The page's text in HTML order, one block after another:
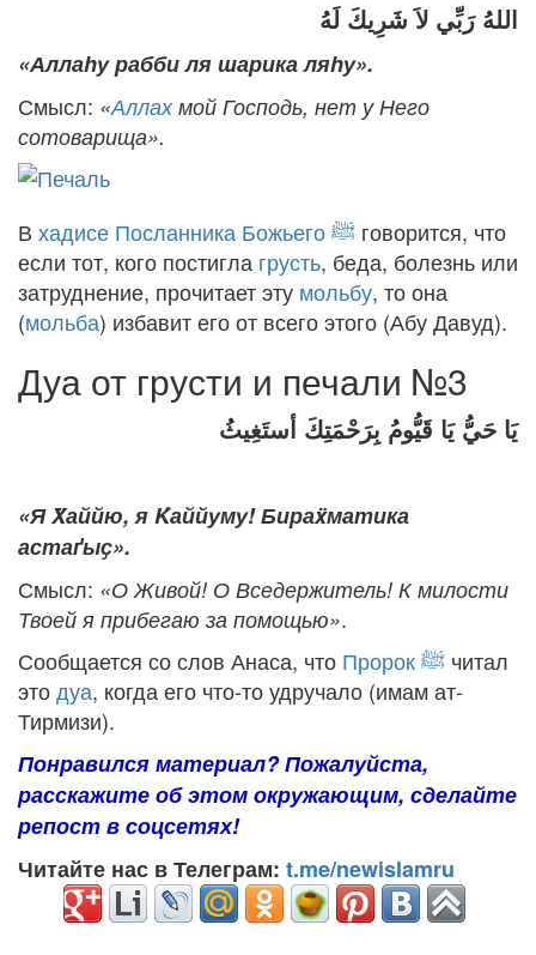
اللهُ رَبِّي لاَ شَرِيكَ لَهُ
«Аллаhу рабби ля шарика ляhу».
Смысл: «Аллахмой Господь, нет у Него
сотоварища».
В хадисе Посланника Божьего ﷺ говорится, что
если тот, кого постигла грусть, беда, болезнь или
затруднение, прочитает эту мольбу, то она
(мольба) избавит его от всего этого (Абу Давуд).
Дуа от грусти и печали №3
يَا حَيُّ يَا قَيُّومُ بِرَحْمَتِكَ أستَغِيثُ
«Я Ẍаййю, я Ḱаййуму! Бираẍматика
астаґыҫ».
Смысл: «О Живой! О Вседержитель! К милости
Твоей я прибегаю за помощью».
Сообщается со слов Анаса, что
Пророк ﷺ читал
этодуа, когда его что-то удручало (имам ат-
Тирмизи).
Понравился материал? Пожалуйста,
расскажите об этом окружающим, сделайте
репост в соцсетях!
Читайте нас в Телеграм: t.me/newislamru